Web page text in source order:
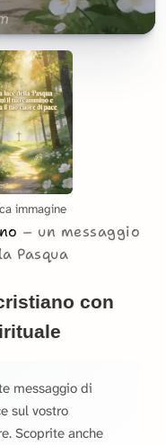
immagine
un messaggio
Pasqua
con
messaggio di
sul vostro
Scoprite anche